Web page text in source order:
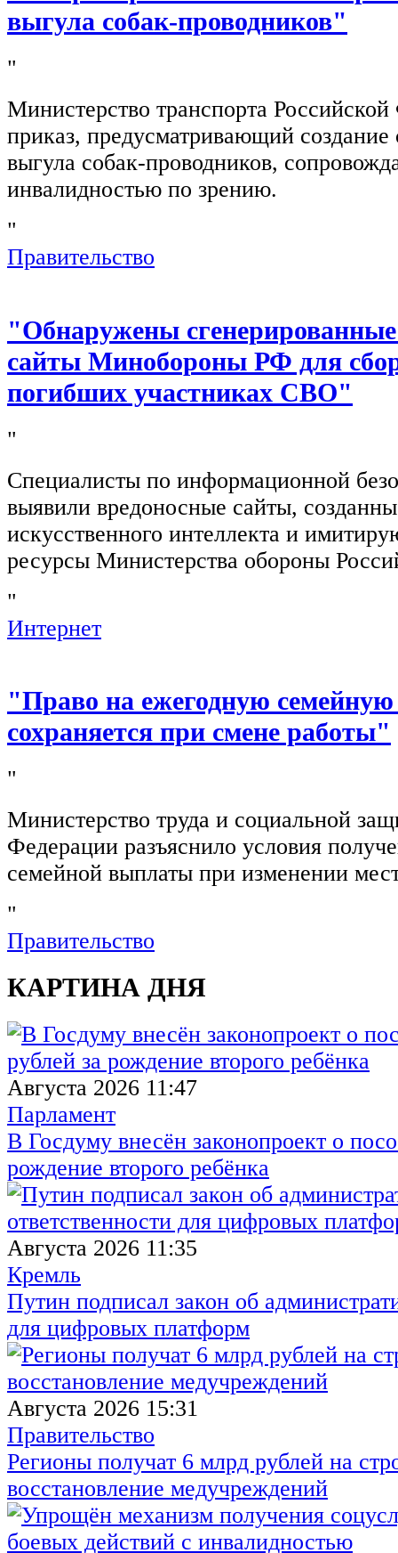
выгула собак-проводников"
"
Министерство транспорта
приказ, предусматривающий создание
выгула собак-проводников,
инвалидностью по зрению.
"
Правительство
"Обнаружены
сайты Минобороны РФ для
погибших участниках СВО"
"
Специалисты по информационной
выявили вредоносные сайты,
искусственного интеллекта и
ресурсы Министерства обороны
"
Интернет
"Право на ежегодную
сохраняется при смене работы"
"
Министерство труда и социальной
Федерации разъяснило условия
семейной выплаты при изменении
"
Правительство
КАРТИНА ДНЯ
Августа 2026 11:47
Парламент
В Госдуму внесён законопроект о
рождение второго ребёнка
Августа 2026 11:35
Кремль
Путин подписал закон об
для цифровых платформ
Августа 2026 15:31
Правительство
Регионы получат 6 млрд рублей на
восстановление медучреждений